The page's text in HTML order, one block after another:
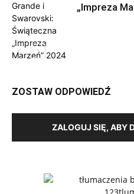
„Impreza
ZOSTAW ODPOWIEDŹ
ZALOGUJ SIĘ, ABY